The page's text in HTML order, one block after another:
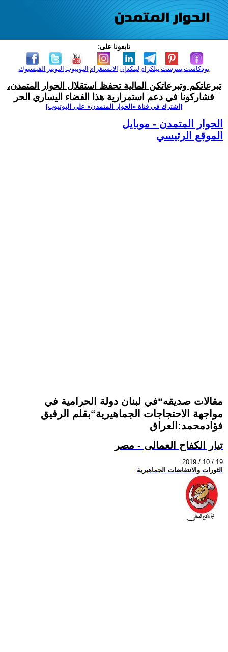
تابعونا على:
الفيسبوك التويتر اليوتيوب الانستغرام لينكدإن تيلكرامبنترست بودكاست
تبرعاتكم وتبرعاتكن المالية تحفظ استقلال الحوار المتمدن،
فشاركونا في دعم استمرارية هذا الفضاء اليساري الحر
[اشترك في قناة ‫«الحوار المتمدن» على اليوتيوب]
الحوار المتمدن - موبايل
الموقع الرئيسي
مقالات صديقه“في لبنان دولة الحرامية في
مواجهة الاحتجاجات الجماهيرية“بقلم الرفيق
فؤادمحمد:العراق
تيار الكفاح العمالى - مصر
2019 / 10 / 19
الثورات والانتفاضات الجماهيرية